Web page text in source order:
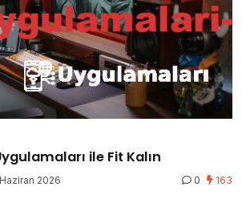
ile Fit Kalın
2026 0 163